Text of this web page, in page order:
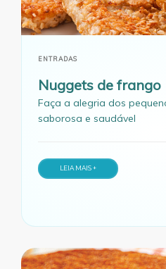
ENTRADAS
Nuggets de frango
Faça a alegria dos
saborosa e saudável
LEIA MAIS +